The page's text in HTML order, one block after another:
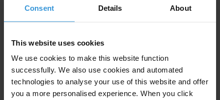
Consent Details About
This website uses cookies
We use cookies to make this website function
successfully. We also use cookies and automated
technologies to analyse your use of this website and offer
you a more personalised experience. When you click
Query
existantes sur les tests d’intégrité sous couverture en
compris dans le secteur des douanes.
Résumé